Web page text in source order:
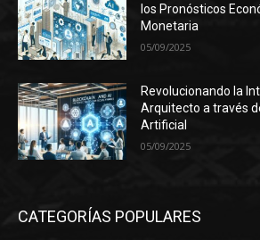
los Pronósticos
Monetaria
05/09/2025
Revolucionando la
Arquitecto a través
Artificial
05/09/2025
CATEGORÍAS POPULARES